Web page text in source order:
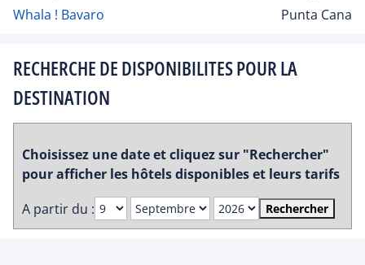
Whala ! Bavaro
Punta Cana
RECHERCHE DE DISPONIBILITES POUR LA
DESTINATION
Choisissez une date et cliquez sur "Rechercher"
pour afficher les hôtels disponibles et leurs tarifs
A partir du :
Rechercher